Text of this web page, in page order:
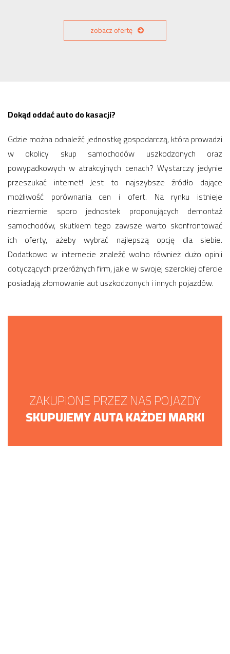
zobacz ofertę
Dokąd oddać auto do kasacji?
Gdzie można odnaleźć jednostkę gospodarczą, która prowadzi
w okolicy skup samochodów uszkodzonych oraz
powypadkowych w atrakcyjnych cenach? Wystarczy jedynie
przeszukać internet! Jest to najszybsze źródło dające
możliwość porównania cen i ofert. Na rynku istnieje
niezmiernie sporo jednostek proponujących demontaż
samochodów, skutkiem tego zawsze warto skonfrontować
ich oferty, ażeby wybrać najlepszą opcję dla siebie.
Dodatkowo w internecie znaleźć wolno również dużo opinii
dotyczących przeróżnych firm, jakie w swojej szerokiej ofercie
posiadają złomowanie aut uszkodzonych i innych pojazdów.
ZAKUPIONE PRZEZ NAS POJAZDY
SKUPUJEMY AUTA KAŻDEJ MARKI